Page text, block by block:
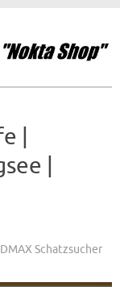
|
|
DMAX Schatzsucher